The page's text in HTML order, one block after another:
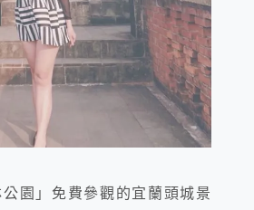
園」免費參觀的宜蘭頭城景